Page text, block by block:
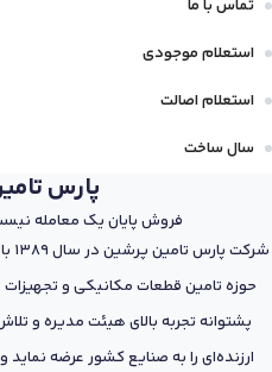
تماس با ما
استعلام موجودی
استعلام اصالت
سال ساخت
پارس
فروش پایان یک معامله
حوزه تامین قطعات مکانیکی و
پشتوانه تجربه بالای هیئت مدیره و
ارزنده‌ای را به صنایع کشور عرضه